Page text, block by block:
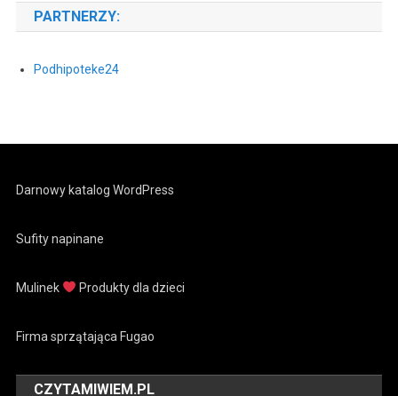
PARTNERZY:
Podhipoteke24
Darnowy katalog WordPress
Sufity napinane
Mulinek Produkty dla dzieci
Firma sprzątająca Fugao
CZYTAMIWIEM.PL